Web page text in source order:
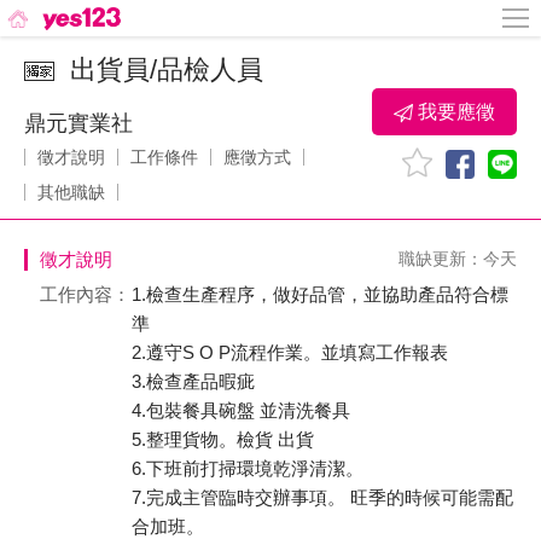
出貨員/品檢人員
鼎元實業社
徵才說明 工作條件
應徵方式
其他職缺
我要應徵
徵才說明 職缺更新：今天
工作內容： 1.檢查生產程序，做好品管，並協助產品符合標
準
2.遵守S O P流程作業。並填寫工作報表
3.檢查產品暇疵
4.包裝餐具碗盤 並清洗餐具
5.整理貨物。檢貨 出貨
6.下班前打掃環境乾淨清潔。
7.完成主管臨時交辦事項。 旺季的時候可能需配
合加班。